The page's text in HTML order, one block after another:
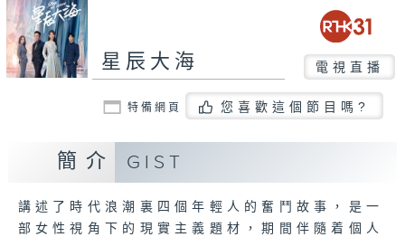
星辰大海 電視直播
特備網頁 您喜歡這個節目嗎?
簡介 GIST
講述了時代浪潮裏四個年輕人的奮鬥故事，是一
部女性視角下的現實主義題材，期間伴隨着個人